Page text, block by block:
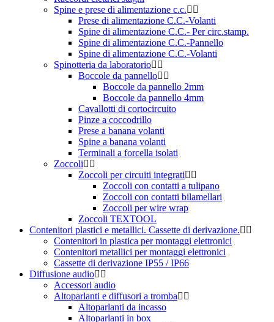
Spine e prese di alimentazione c.c.
Prese di alimentazione C.C.-Volanti
Spine di alimentazione C.C.- Per circ.stamp.
Spine di alimentazione C.C.-Pannello
Spine di alimentazione C.C.-Volanti
Spinotteria da laboratorio
Boccole da pannello
Boccole da pannello 2mm
Boccole da pannello 4mm
Cavallotti di cortocircuito
Pinze a coccodrillo
Prese a banana volanti
Spine a banana volanti
Terminali a forcella isolati
Zoccoli
Zoccoli per circuiti integrati
Zoccoli con contatti a tulipano
Zoccoli con contatti bilamellari
Zoccoli per wire wrap
Zoccoli TEXTOOL
Contenitori plastici e metallici. Cassette di derivazione.
Contenitori in plastica per montaggi elettronici
Contenitori metallici per montaggi elettronici
Cassette di derivazione IP55 / IP66
Diffusione audio
Accessori audio
Altoparlanti e diffusori a tromba
Altoparlanti da incasso
Altoparlanti in box